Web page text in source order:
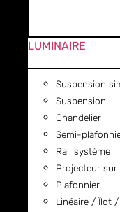
LUMINAIRE
Suspension
Suspension
Chandelier
Semi-
Rail système
Projecteur sur
Plafonnier
Linéaire / Îlot /